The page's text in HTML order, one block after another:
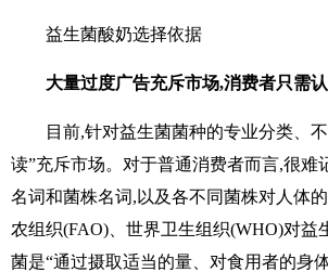
益生菌酸奶选择依据
大量过度广告充斥市场,消费者只需
目前,针对益生菌菌种的专业分类、不
读”充斥市场。对于普通消费者而言,很难
名词和菌株名词,以及各不同菌株对人体
农组织(FAO)、世界卫生组织(WHO)对益
菌是“通过摄取适当的量、对食用者的身